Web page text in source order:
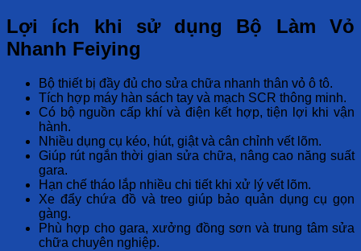
Lợi ích khi sử dụng Bộ Làm Vỏ
Nhanh Feiying
Bộ thiết bị đầy đủ cho sửa chữa nhanh thân vỏ ô tô.
Tích hợp máy hàn sách tay và mạch SCR thông minh.
Có bộ nguồn cấp khí và điện kết hợp, tiện lợi khi vận
hành.
Nhiều dụng cụ kéo, hút, giật và cân chỉnh vết lõm.
Giúp rút ngắn thời gian sửa chữa, nâng cao năng suất
gara.
Hạn chế tháo lắp nhiều chi tiết khi xử lý vết lõm.
Xe đẩy chứa đồ và treo giúp bảo quản dụng cụ gọn
gàng.
Phù hợp cho gara, xưởng đồng sơn và trung tâm sửa
chữa chuyên nghiệp.